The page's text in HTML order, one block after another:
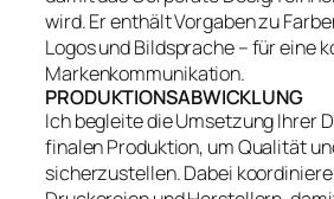
wird. Er enthält Vorgaben zu
Logos und Bildsprache – für eine
Markenkommunikation.
PRODUKTIONSABWICKLUNG
Ich begleite die Umsetzung Ihrer
finalen Produktion, um Qualität
sicherzustellen. Dabei